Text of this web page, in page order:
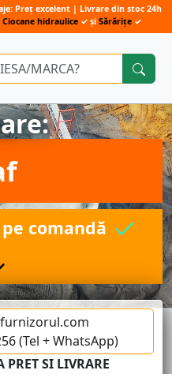
comandă
(Tel + WhatsApp)
PRET SI LIVRARE
Preț excelent | Livrare din stoc 24h
Ciocane hidraulice ✓ și Sărărițe ✓